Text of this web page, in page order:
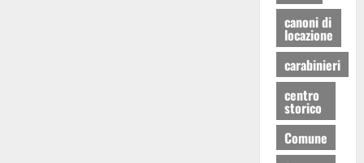
canoni di
locazione
carabinieri
centro
storico
Comune